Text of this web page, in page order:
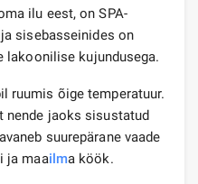
ilu eest, on SPA-
sisebasseinides on
lakoonilise kujundusega.
ruumis õige temperatuur.
nende jaoks sisustatud
suurepärane vaade
ja maailma köök.